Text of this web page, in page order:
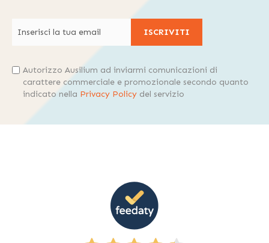
ISCRIVITI
Autorizzo Ausilium ad inviarmi comunicazioni di
carattere commerciale e promozionale secondo quanto
indicato nella Privacy Policy del servizio